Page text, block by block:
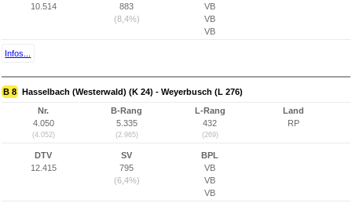
10.514
883
(8,4%)
VB
VB
VB
Infos...
B 8 Hasselbach (Westerwald) (K 24) - Weyerbusch (L 276)
Nr.
4.050
(4.052)
B-Rang
5.335
(2.965)
L-Rang
432
(269)
Land
RP
DTV
12.415
SV
795
(6,4%)
BPL
VB
VB
VB